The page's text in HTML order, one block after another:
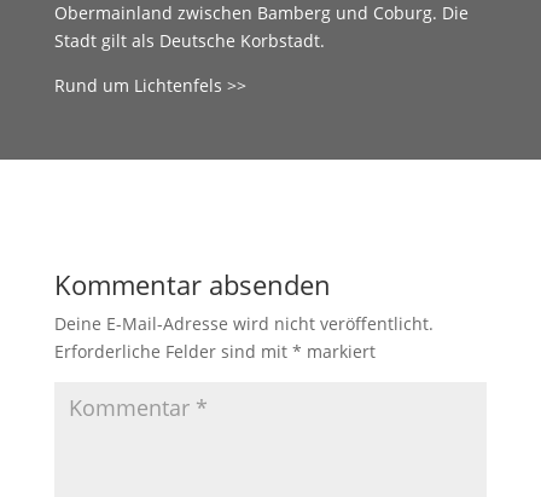
Obermainland zwischen Bambergund Coburg. Die
Stadt gilt als Deutsche Korbstadt.
Rund um Lichtenfels >>
Kommentar absenden
Deine E-Mail-Adresse wird nicht veröffentlicht.
Erforderliche Felder sind mit * markiert